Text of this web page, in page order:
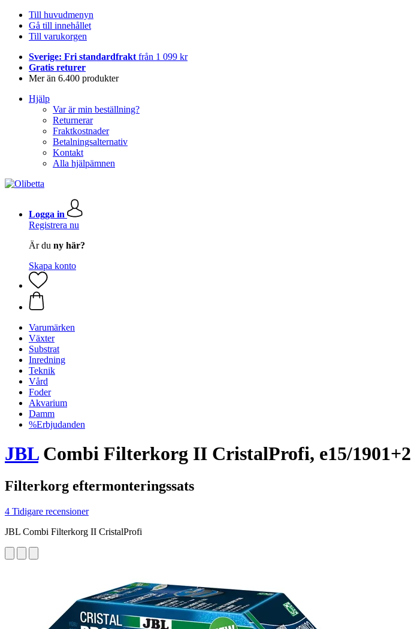
Till huvudmenyn
Gå till innehållet
Till varukorgen
Sverige: Fri standardfrakt från 1 099 kr
Gratis returer
Mer än 6.400 produkter
Hjälp
Var är min beställning?
Returnerar
Fraktkostnader
Betalningsalternativ
Kontakt
Alla hjälpämnen
Logga in
Registrera nu
Är du ny här?
Skapa konto
Varumärken
Växter
Substrat
Inredning
Teknik
Vård
Foder
Akvarium
Damm
%Erbjudanden
JBLCombi Filterkorg II CristalProfi, e15/1901+2
Filterkorg eftermonteringssats
4 Tidigare recensioner
JBL Combi Filterkorg II CristalProfi